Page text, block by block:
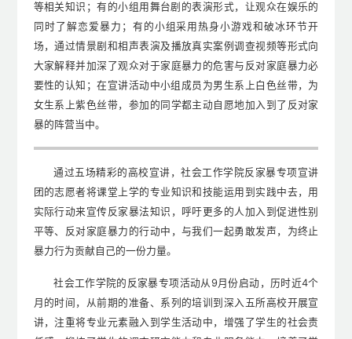
等相关知识；有的小组用舞台剧的表演形式，让观众在娱乐的
同时了解恋爱暴力；有的小组采用热身小游戏和破冰环节开
场，通过情景剧和相声表演及播放真实案例调查视频等形式向
大家解释并加深了观众对于家庭暴力的危害与反对家庭暴力必
要性的认知；在宣讲活动中小组成员为男生系上白色丝带，为
女生系上紫色丝带，参加的同学都主动自愿地加入到了反对家
暴的阵营当中。
通过五场精彩的高校宣讲，社会工作学院反家暴专项宣讲
团的志愿者将课堂上学的专业知识和技能运用到实践中去，用
实际行动来宣传反家暴法知识，呼吁更多的人加入到促进性别
平等、反对家庭暴力的行动中，与我们一起勇敢发声，为终止
暴力行为贡献自己的一份力量。
社会工作学院的反家暴专项活动从9月份启动，历时近4个
月的时间，从前期的准备、系列的培训到深入五所高校开展宣
讲，注重将专业元素融入到学生活动中，增强了学生的社会责